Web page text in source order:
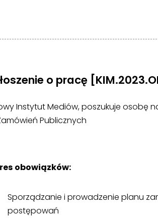
o pracę
Instytut Mediów, poszukuje osobę
Publicznych
obowiązków:
Sporządzanie i prowadzenie planu
postępowań